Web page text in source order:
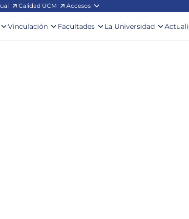
Calidad UCM Accesos
Vinculación Facultades La Universidad